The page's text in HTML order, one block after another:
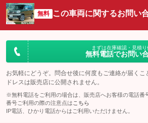
無料 この車両に関するお問い
まずは在庫確認・見積り
無料電話でお問い
お気軽にどうぞ。問合せ後に何度もご連絡が届くこ
ドレスは販売店に公開されません。
※無料電話をご利用の場合は、販売店へお客様の電話番
番号ご利用の際の注意点は こちら
IP電話、ひかり電話からはご利用いただけません。